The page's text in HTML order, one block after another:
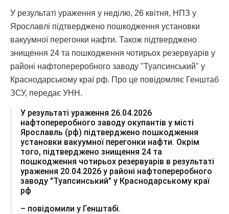
У результаті ураження у неділю, 26 квітня, НПЗ у
Ярославлі підтверджено пошкодження установки
вакуумної перегонки нафти. Також підтверджено
знищення 24 та пошкодження чотирьох резервуарів у
районі нафтопереробного заводу "Туапсинський" у
Краснодарському краї рф. Про це повідомляє Генштаб
ЗСУ, передає УНН.
У результаті ураження 26.04.2026
нафтопереробного заводу окупантів у місті
Ярославль (рф) підтверджено пошкодження
установки вакуумної перегонки нафти. Окрім
того, підтверджено знищення 24 та
пошкодження чотирьох резервуарів в результаті
ураження 20.04.2026 у районі нафтопереробного
заводу "Туапсинський" у Краснодарському краї
рф
– повідомили у Генштабі.